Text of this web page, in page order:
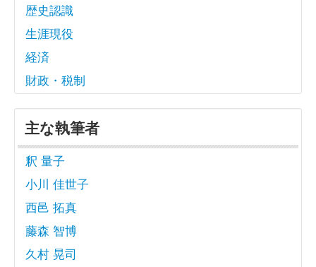
歴史認識
生涯現役
経済
財政・税制
主な執筆者
釈 量子
小川 佳世子
西邑 拓真
藤森 智博
久村 晃司